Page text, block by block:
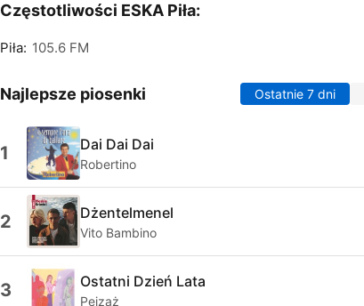
Częstotliwości ESKA Piła:
Piła: 105.6 FM
Najlepsze piosenki Ostatnie 7 dni
1 Dai Dai Dai
Robertino
2 Dżentelmenel
Vito Bambino
3 Ostatni Dzień Lata
Pejzaż